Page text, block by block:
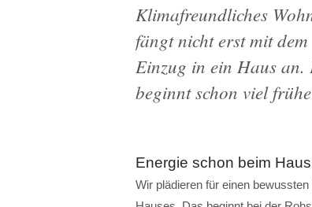
Klimafreundliches
fängt nicht erst mit dem
Einzug in ein Haus an.
beginnt schon viel
Energie schon beim
Wir plädieren für einen